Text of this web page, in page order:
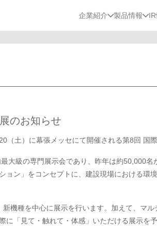
企業紹介 製品情報
のお知らせ
土）に幕張メッセにて開催される第8回 国
大級の専門展示会であり、昨年は約50,000名
ン」をコンセプトに、建設現場における環
機種を中心に展示を行います。加えて、マ
「見て・触れて・体感」いただける展示を予